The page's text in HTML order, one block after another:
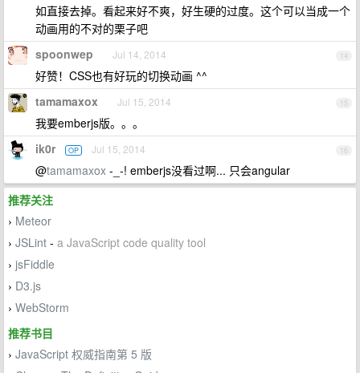
如直接去掉。看起来好不爽，好生硬的过度。这个可以当成一个
动画用的不对的栗子吧
14
spoonwep Jul 14, 2014
好赞！CSS也有好玩的切换动画 ^^
15
tamamaxox Jul 15, 2014
我要emberjs版。。。
16
ik0r OP Jul 15, 2014
@tamamaxox -_-! emberjs没看过啊... 只会angular
推荐关注
› Meteor
› JSLint - a JavaScript code quality tool
› jsFiddle
› D3.js
› WebStorm
推荐书目
› JavaScript 权威指南第 5 版